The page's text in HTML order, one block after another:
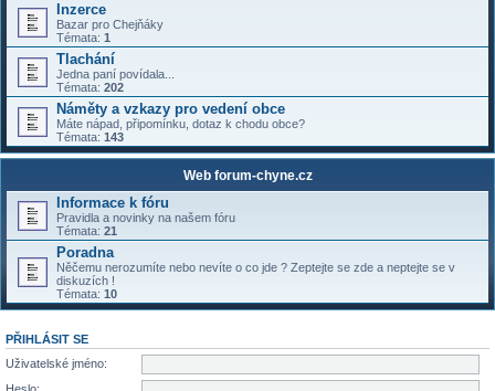
Inzerce
Bazar pro Chejňáky
Témata: 1
Tlachání
Jedna paní povídala...
Témata: 202
Náměty a vzkazy pro vedení obce
Máte nápad, připomínku, dotaz k chodu obce?
Témata: 143
Web forum-chyne.cz
Informace k fóru
Pravidla a novinky na našem fóru
Témata: 21
Poradna
Něčemu nerozumíte nebo nevíte o co jde ? Zeptejte se zde a neptejte se v
diskuzích !
Témata: 10
PŘIHLÁSIT SE
Uživatelské jméno: